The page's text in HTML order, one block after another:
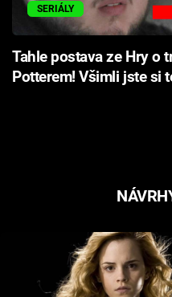
SERIÁLY
Tahle postava ze Hry o
Potterem! Všimli jste si